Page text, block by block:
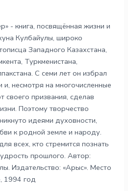
- книга, посвящённая жизни и
Кулбайулы, широко
Западного Казахстана,
Туркменистана,
С семи лет он избрал
и, несмотря на многочисленные
своего призвания, сделав
Поэтому творчество
идеями духовности,
к родной земле и народу.
всех, кто стремится познать
прошлого. Автор:
Издательство: «Арыс». Место
1994 год